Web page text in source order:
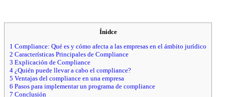
Ínidce
1 Compliance: Qué es y cómo afecta a las empresas en el ámbito jurídico
2 Características Principales de Compliance
3 Explicación de Compliance
4 ¿Quién puede llevar a cabo el compliance?
5 Ventajas del compliance en una empresa
6 Pasos para implementar un programa de compliance
7 Conclusión